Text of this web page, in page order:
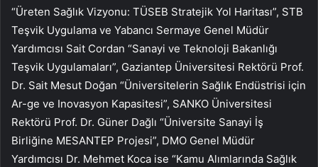
“Üreten Sağlık Vizyonu: TÜSEB Stratejik Yol Haritası”, STB
Teşvik Uygulama ve Yabancı Sermaye Genel Müdür
Yardımcısı Sait Cordan “Sanayi ve Teknoloji Bakanlığı
Teşvik Uygulamaları”, Gaziantep Üniversitesi Rektörü Prof.
Dr. Sait Mesut Doğan “Üniversitelerin Sağlık Endüstrisi için
Ar-ge ve Inovasyon Kapasitesi”, SANKO Üniversitesi
Rektörü Prof. Dr. Güner Dağlı “Üniversite Sanayi İş
Birliğine MESANTEP Projesi”, DMO Genel Müdür
Yardımcısı Dr. Mehmet Koca ise “Kamu Alımlarında Sağlık